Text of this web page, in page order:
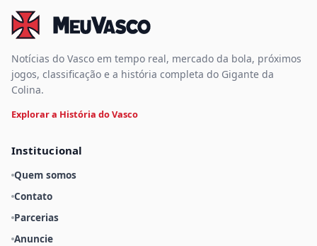
Notícias do Vasco em tempo real, mercado da bola, próximos
jogos, classificação e a história completa do Gigante da
Colina.
Explorar a História do Vasco
Institucional
Quem somos
Contato
Parcerias
Anuncie